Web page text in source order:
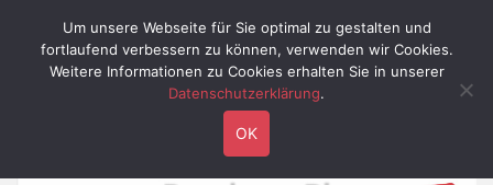
Willy's Technik-Blog
Home
Um unsere Webseite für Sie optimal zu gestalten und
fortlaufend verbessern zu können, verwenden wir Cookies.
Weitere Informationen zu Cookies erhalten Sie in unserer
Datenschutzerklärung.
OK